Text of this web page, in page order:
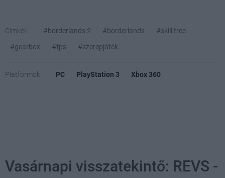
Címkék: #borderlands 2 #borderlands
#skill tree
#gearbox
#fps #szerepjáték
Platformok: PC PlayStation 3 Xbox 360
Vasárnapi visszatekintő: REVS -